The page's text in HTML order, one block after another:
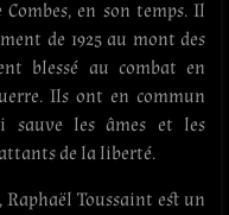
en son temps. Il
de 1925 au mont des
blessé au combat en
Ils ont en commun
sauve les âmes et les
de la liberté.
Toussaint est un